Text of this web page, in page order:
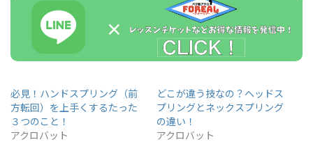
必見！ハンドスプリング（前
方転回）を上手くするたった
３つのこと！
アクロバット
どこが違う技なの？ヘッドス
プリングとネックスプリング
の違い！
アクロバット